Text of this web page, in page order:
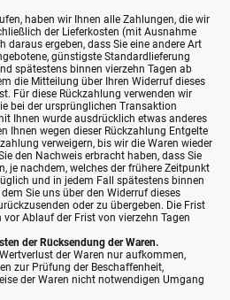
haben wir Ihnen alle Zahlungen, die wir
der Lieferkosten (mit Ausnahme
daraus ergeben, dass Sie eine andere Art
günstigste Standardlieferung
spätestens binnen vierzehn Tagen ab
die Mitteilung über Ihren Widerruf dieses
Für diese Rückzahlung verwenden wir
bei der ursprünglichen Transaktion
Ihnen wurde ausdrücklich etwas anderes
Ihnen wegen dieser Rückzahlung Entgelte
verweigern, bis wir die Waren wieder
den Nachweis erbracht haben, dass Sie
je nachdem, welches der frühere Zeitpunkt
und in jedem Fall spätestens binnen
Sie uns über den Widerruf dieses
oder zu übergeben. Die Frist
vor Ablauf der Frist von vierzehn Tagen
der Rücksendung der Waren.
der Waren nur aufkommen,
zur Prüfung der Beschaffenheit,
der Waren nicht notwendigen Umgang